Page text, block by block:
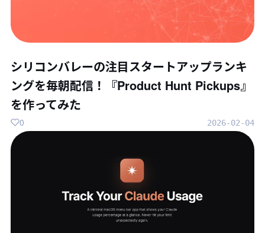
シリコンバレーの注目スタートアップランキ
ングを毎朝配信！『Product Hunt Pickups』
を作ってみた
2026-02-04
0